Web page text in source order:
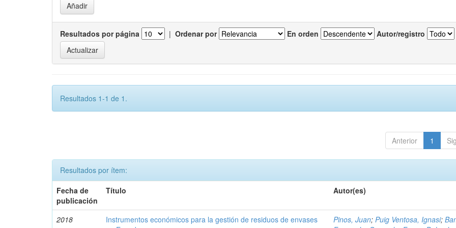
Resultados por página | Ordenar por En orden Autor/registro
Resultados 1-1 de 1.
Anterior 1
Resultados por ítem:
Fecha de
publicación
Título Autor(es)
2018
Instrumentos económicos para la gestión de residuos de envases
Pinos, Juan;Puig Ventosa, Ignasi;